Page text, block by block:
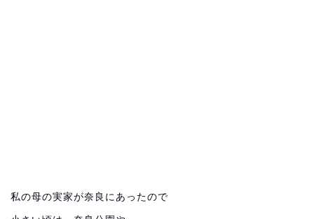
私の母の実家が奈良にあったので